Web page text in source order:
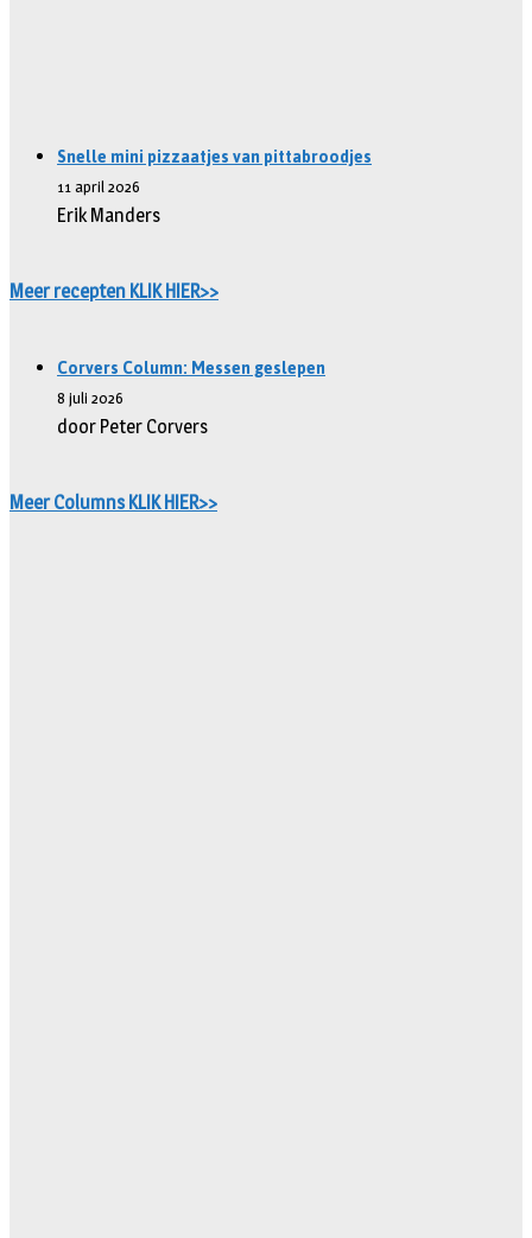
Snelle mini pizzaatjes van pittabroodjes
11 april 2026
Erik Manders
Meer recepten KLIK HIER>>
Corvers Column: Messen geslepen
8 juli 2026
door Peter Corvers
Meer Columns KLIK HIER>>